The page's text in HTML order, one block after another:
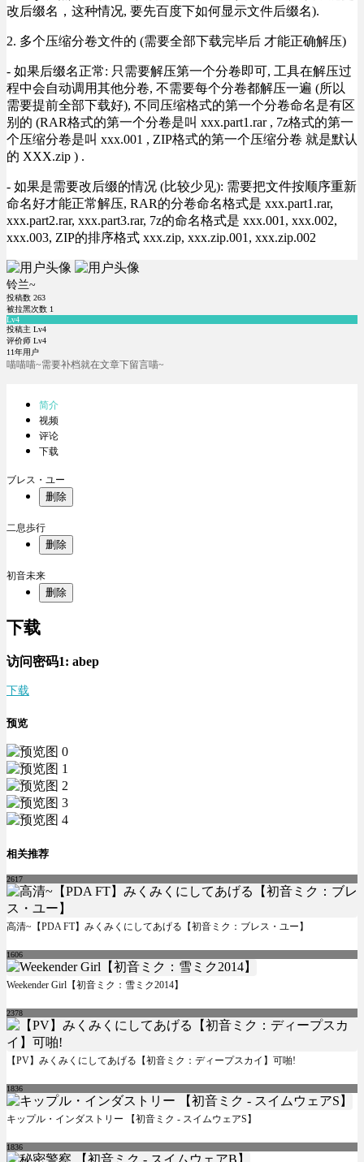
改后缀名，这种情况, 要先百度下如何显示文件后缀名).
2. 多个压缩分卷文件的 (需要全部下载完毕后 才能正确解压)
- 如果后缀名正常: 只需要解压第一个分卷即可, 工具在解压过
程中会自动调用其他分卷, 不需要每个分卷都解压一遍 (所以
需要提前全部下载好), 不同压缩格式的第一个分卷命名是有区
别的 (RAR格式的第一个分卷是叫 xxx.part1.rar , 7z格式的第一
个压缩分卷是叫 xxx.001 , ZIP格式的第一个压缩分卷 就是默认
的 XXX.zip ) .
- 如果是需要改后缀的情况 (比较少见): 需要把文件按顺序重新
命名好才能正常解压, RAR的分卷命名格式是 xxx.part1.rar,
xxx.part2.rar, xxx.part3.rar, 7z的命名格式是 xxx.001, xxx.002,
xxx.003, ZIP的排序格式 xxx.zip, xxx.zip.001, xxx.zip.002
铃兰~
投稿数 263
被拉黑次数 1
Lv4
投稿主 Lv4
评价师 Lv4
11年用户
喵喵喵~需要补档就在文章下留言喵~
简介
视频
评论
下载
ブレス・ユー
删除
二息歩行
删除
初音未来
删除
下载
访问密码1: abep
下载
预览
相关推荐
2617
高清~【PDA FT】みくみくにしてあげる【初音ミク：ブレス・ユー】
1606
Weekender Girl【初音ミク：雪ミク2014】
2378
【PV】みくみくにしてあげる【初音ミク：ディープスカイ】可啪!
1836
キップル・インダストリー 【初音ミク - スイムウェアS】
1836